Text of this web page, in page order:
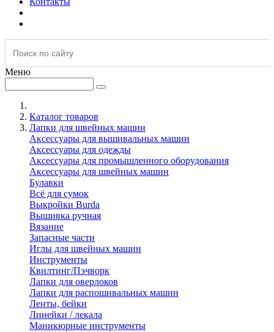
Меню
Каталог товаров
Лапки для швейных машин
Аксессуары для вышивальных машин
Аксессуары для одежды
Аксессуары для промышленного оборудования
Аксессуары для швейных машин
Булавки
Всё для сумок
Выкройки Burda
Вышивка ручная
Вязание
Запасные части
Иглы для швейных машин
Инструменты
Квилтинг/Пэчворк
Лапки для оверлоков
Лапки для распошивальных машин
Ленты, бейки
Линейки / лекала
Маникюрные инструменты